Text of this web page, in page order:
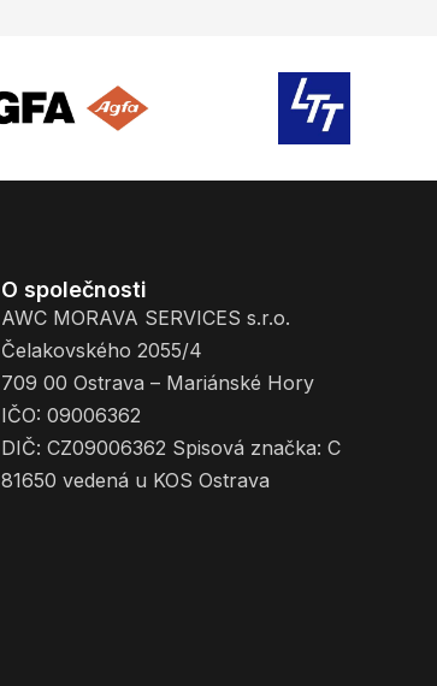
O společnosti
AWC MORAVA SERVICES s.r.o.
Čelakovského 2055/4
709 00 Ostrava – Mariánské Hory
IČO: 09006362
DIČ: CZ09006362 Spisová značka: C
81650 vedená u KOS Ostrava